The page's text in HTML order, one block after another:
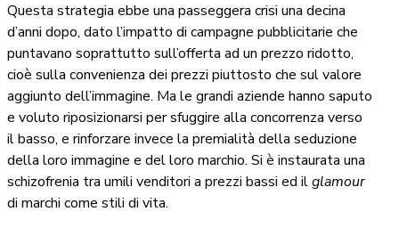
Questa strategia ebbe una passeggera crisi una decina
d’anni dopo, dato l’impatto di campagne pubblicitarie che
puntavano soprattutto sull’offerta ad un prezzo ridotto,
cioè sulla convenienza dei prezzi piuttosto che sul valore
aggiunto dell’immagine. Ma le grandi aziende hanno saputo
e voluto riposizionarsi per sfuggire alla concorrenza verso
il basso, e rinforzare invece la premialità della seduzione
della loro immagine e del loro marchio. Si è instaurata una
schizofrenia tra umili venditori a prezzi bassi ed ilglamour
di marchi come stili di vita.